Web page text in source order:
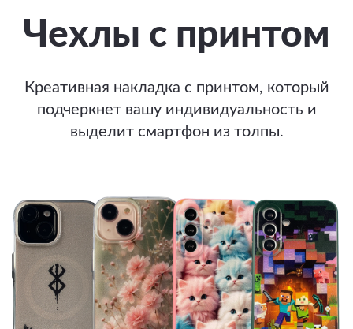
Чехлы с принтом
Креативная накладка с принтом, который
подчеркнет вашу индивидуальность и
выделит смартфон из толпы.